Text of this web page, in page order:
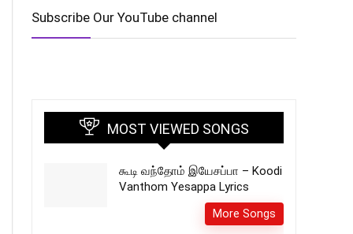
Subscribe Our YouTube channel
MOST VIEWED SONGS
கூடி வந்தோம் இயேசப்பா – Koodi
Vanthom Yesappa Lyrics
More Songs